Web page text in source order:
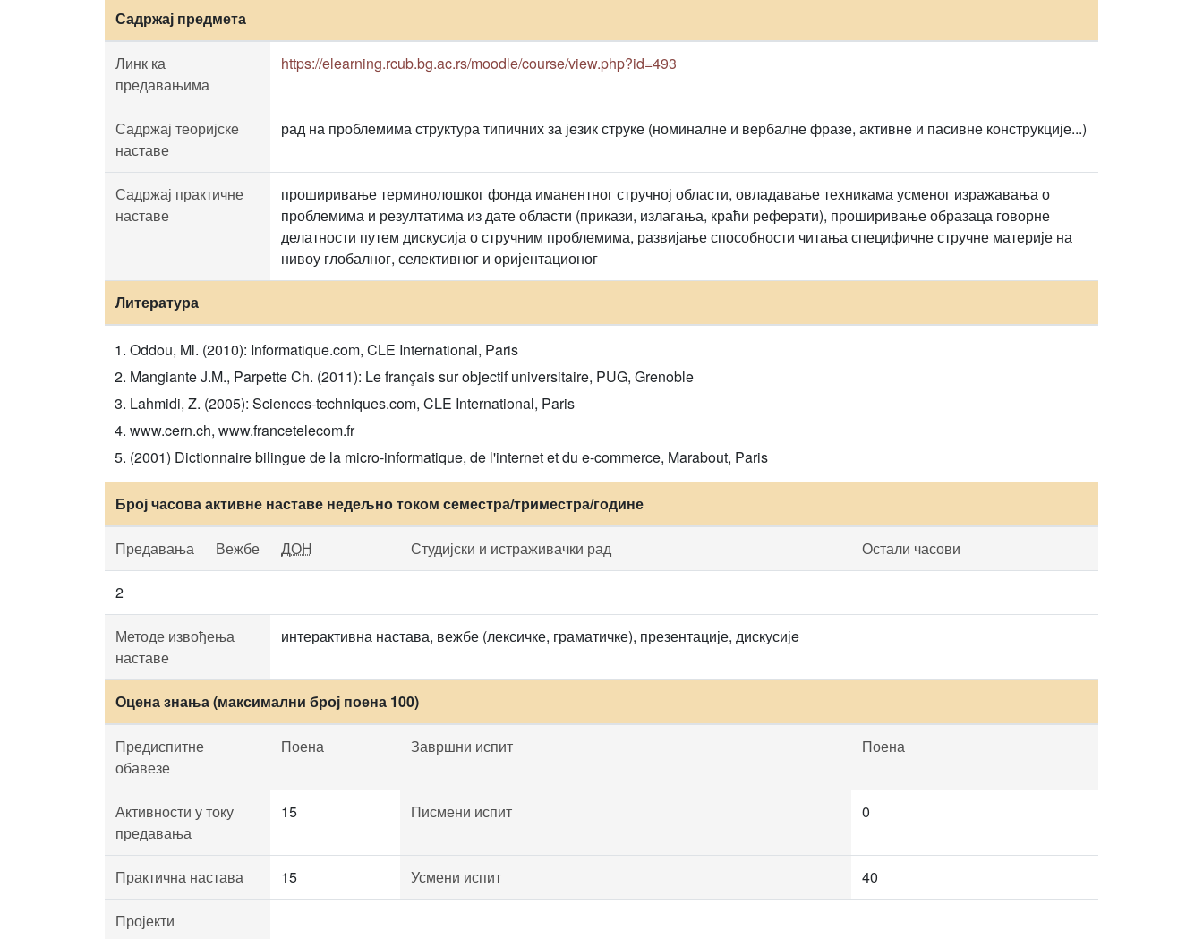
Садржај предмета
Линк ка
предавањима
https://elearning.rcub.bg.ac.rs/moodle/course/view.php?id=493
Садржај теоријске
наставе
рад на проблемима структура типичних за језик струке (номиналне и вербалне фразе, активне и пасивне конструкције...)
Садржај практичне
наставе
проширивање терминолошког фонда иманентног стручној области, овладавање техникама усменог изражавања о
проблемима и резултатима из дате области (прикази, излагања, краћи реферати), проширивање образаца говорне
делатности путем дискусија о стручним проблемима, развијање способности читања специфичне стручне материје на
нивоу глобалног, селективног и оријентационог
Литература
Oddou, Ml. (2010): Informatique.com, CLE International, Paris
Mangiante J.M., Parpette Ch. (2011): Le français sur objectif universitaire, PUG, Grenoble
Lahmidi, Z. (2005): Sciences-techniques.com, CLE International, Paris
www.cern.ch, www.francetelecom.fr
(2001) Dictionnaire bilingue de la micro-informatique, de l'internet et du e-commerce, Marabout, Paris
Број часова активне наставе недељно током семестра/триместра/године
Предавања Вежбе ДОН Студијски и истраживачки рад Остали часови
2
Методе извођења
наставе
интерактивна настава, вежбе (лексичке, граматичке), презентације, дискусијe
Оцена знања (максимални број поена 100)
Предиспитне
обавезе
Поена Завршни испит Поена
Активности у току
предавања
15 Писмени испит 0
Практична настава 15 Усмени испит 40
Пројекти